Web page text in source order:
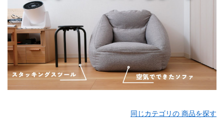
同じカテゴリの 商品を探す